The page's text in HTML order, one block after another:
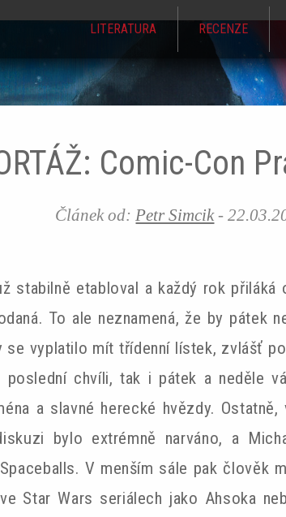
Jump to navigation
LITERATURA RECENZE
Comic-Con
Článek od: Petr Simcik-
stabilně etabloval a každý rok
To ale neznamená, že by
vyplatilo mít třídenní lístek, zvlášť
chvíli, tak i pátek a neděle
a slavné herecké hvězdy.
bylo extrémně narváno, a
V menším sále pak člověk
Star Wars seriálech jako Ahsoka